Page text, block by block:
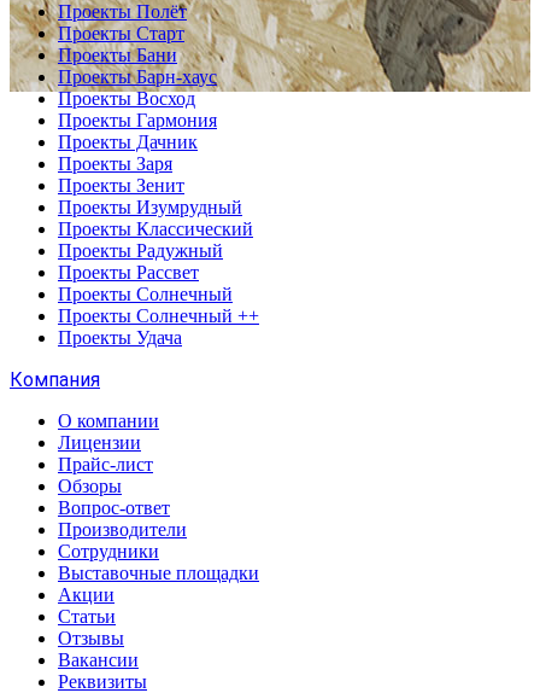
Проекты Полёт
Проекты Старт
Проекты Бани
Проекты Барн-хаус
Проекты Восход
Проекты Гармония
Проекты Дачник
Проекты Заря
Проекты Зенит
Проекты Изумрудный
Проекты Классический
Проекты Радужный
Проекты Рассвет
Проекты Солнечный
Проекты Солнечный ++
Проекты Удача
Компания
О компании
Лицензии
Прайс-лист
Обзоры
Вопрос-ответ
Производители
Сотрудники
Выставочные площадки
Акции
Статьи
Отзывы
Вакансии
Реквизиты